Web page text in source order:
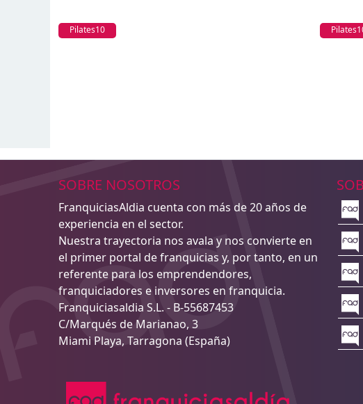
Pilates10
SOBRE NOSOTROS
FranquiciasAldia cuenta con más de 20 años de
experiencia en el sector.
Nuestra trayectoria nos avala y nos convierte en
el primer portal de franquicias y, por tanto, en un
referente para los emprendendores,
franquiciadores e inversores en franquicia.
Franquiciasaldia S.L. - B-55687453
C/Marqués de Marianao, 3
Miami Playa, Tarragona (España)